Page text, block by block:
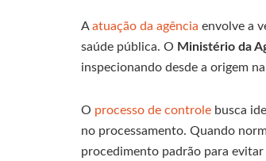
Aatuação da agência envolve a
saúde pública. O Ministério da
inspecionando desde a origem
O processo de controle busca
no processamento. Quando
procedimento padrão para evitar